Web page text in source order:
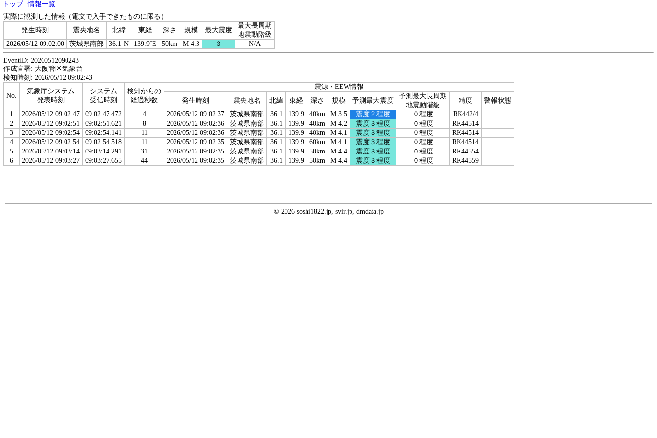
トップ
情報一覧
実際に観測した情報（電文で入手できたものに限る）
発生時刻
震央地名 北緯 東経 深さ 規模 最大震度
最大長周期
地震動階級
2026/05/12 09:02:00
茨城県南部 36.1˚N 139.9˚E 50km M 4.3 ３ N/A
EventID: 20260512090243
作成官署: 大阪管区気象台
検知時刻: 2026/05/12 09:02:43
No.
気象庁システム
発表時刻
システム
受信時刻
検知からの
経過秒数
震源・EEW情報
発生時刻
震央地名 北緯 東経 深さ 規模 予測最大震度
予測最大長周期
地震動階級
精度
警報状態
1
2026/05/12 09:02:47 09:02:47.472 4 2026/05/12 09:02:37 茨城県南部 36.1 139.9 40km M 3.5 震度２程度 ０程度
RK442/4
2
2026/05/12 09:02:51 09:02:51.621 8 2026/05/12 09:02:36 茨城県南部 36.1 139.9 40km M 4.2 震度３程度 ０程度
RK44514
3
2026/05/12 09:02:54 09:02:54.141 11 2026/05/12 09:02:36 茨城県南部 36.1 139.9 40km M 4.1 震度３程度 ０程度
RK44514
4
2026/05/12 09:02:54 09:02:54.518 11 2026/05/12 09:02:35 茨城県南部 36.1 139.9 60km M 4.1 震度３程度 ０程度
RK44514
5
2026/05/12 09:03:14 09:03:14.291 31 2026/05/12 09:02:35 茨城県南部 36.1 139.9 50km M 4.4 震度３程度 ０程度
RK44554
6
2026/05/12 09:03:27 09:03:27.655 44 2026/05/12 09:02:35 茨城県南部 36.1 139.9 50km M 4.4 震度３程度 ０程度 RK44559
© 2026 soshi1822.jp, svir.jp, dmdata.jp